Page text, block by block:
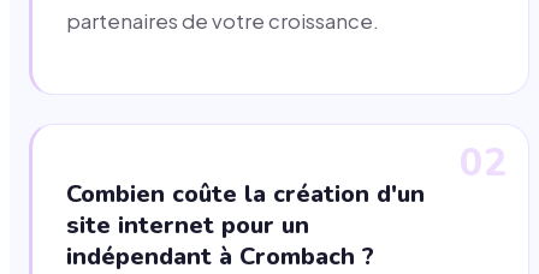
partenaires de votre croissance.
02
Combien coûte la création d'un
site internet pour un
indépendant à Crombach ?